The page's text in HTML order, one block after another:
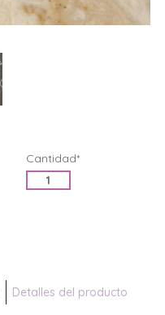
Cantidad*
Detalles del producto